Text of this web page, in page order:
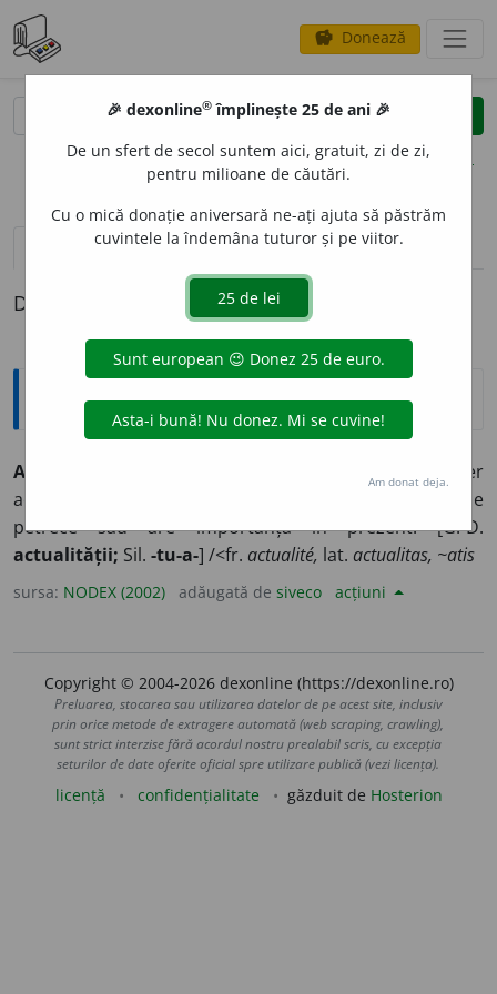
savings Donează
clear
opțiuni
definiții (1) pronunțievolume_up (50)
Definiția cu ID-ul 321829:
Explicative DEX
ACTUALIT
1) Timpul de față. 2) Caracter
actual. 3)
ceea ce se
petrece sau are importanță în prezent. [G.-D.
actualității; Sil. -tu-a-] /<fr. actualité, lat. actualitas, ~atis
sursa: NODEX (2002) adăugată de siveco acțiuni
Copyright © 2004-2026 dexonline (https://dexonline.ro)
Preluarea, stocarea sau utilizarea datelor de pe acest site, inclusiv
prin orice metode de extragere automată (web scraping, crawling),
sunt strict interzise fără acordul nostru prealabil scris, cu excepția
seturilor de date oferite oficial spre utilizare publică (vezi licența).
licență confidențialitate găzduit de Hosterion
🎉 dexonline® împlinește 25 de ani 🎉
De un sfert de secol suntem aici, gratuit, zi de zi,
pentru milioane de căutări.
Cu o mică donație aniversară ne-ați ajuta să păstrăm
cuvintele la îndemâna tuturor și pe viitor.
Am donat deja.